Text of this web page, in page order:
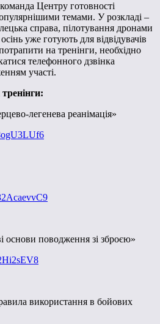
Центру готовності
темами. У розкладі –
справа, пілотування дронами
уже готують для відвідувачів
на тренінги, необхідно
телефонного дзвінка
участі.
легенева реанімація»
основи поводження зі зброєю»
використання в бойових